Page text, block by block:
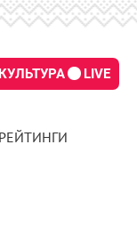
КУЛЬТУРА LIVE
РЕЙТИНГИ